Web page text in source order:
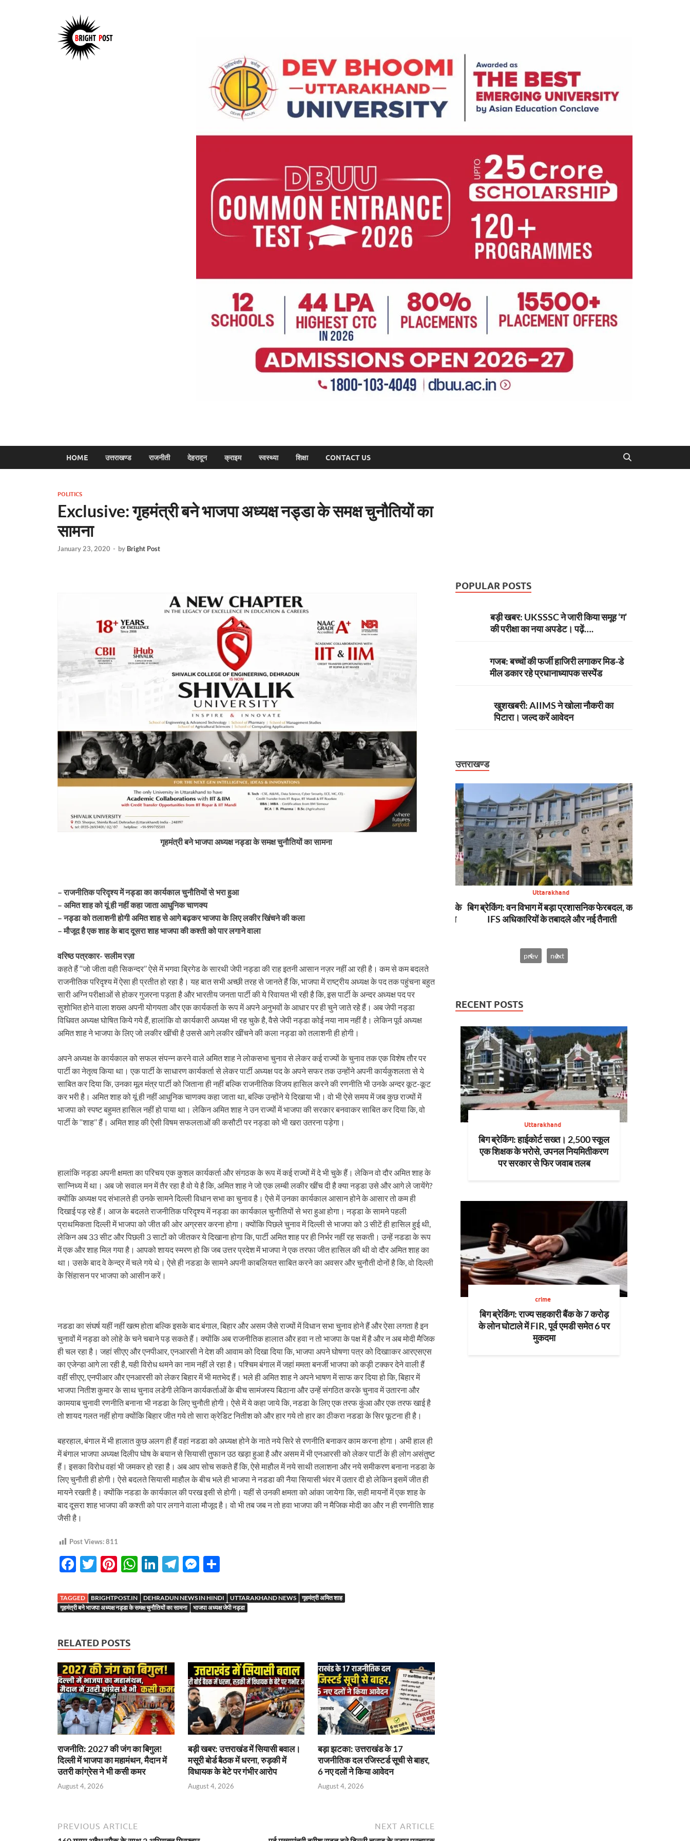
HOME उत्तराखण्ड राजनीती देहरादून क्राइम स्वस्थ्या शिक्षा CONTACT US
POLITICS
Exclusive: गृहमंत्री बने भाजपा अध्यक्ष नड्डा के समक्ष चुनौतियों का
सामना
January 23, 2020 - by Bright Post
गृहमंत्री बने भाजपा अध्यक्ष नड्डा के समक्ष चुनौतियों का सामना
– राजनीतिक परिदृश्य में नड्डा का कार्यकाल चुनौतियों से भरा हुआ
– अमित शाह को यूं ही नहीं कहा जाता आधुनिक चाणक्य
– नड्डा को तलाशनी होगी अमित शाह से आगे बढ़कर भाजपा के लिए लकीर खिंचने की कला
– मौजूद है एक शाह के बाद दूसरा शाह भाजपा की कश्ती को पार लगाने वाला
वरिष्ठ पत्रकार- सलीम रज़ा
कहते हैं ‘‘जो जीता वही सिकन्दर’’ ऐसे में भगवा ब्रिगेड के सारथी जेपी नड्डा की राह इतनी आसान नज़र नहीं आ रही है। कम से कम बदलते
राजनीतिक परिदृश्य में ऐसा ही प्रतीत हो रहा है। यह बात सभी अच्छी तरह से जानते हैं कि, भाजपा में राष्ट्रीय अध्यक्ष के पद तक पहुंचना बहुत
सारी अग्नि परीक्षाओं से होकर गुजरना पड़ता है और भारतीय जनता पार्टी की ये रिवायत भी रही है कि, इस पार्टी के अन्दर अध्यक्ष पद पर
सुशोभित होने वाला शख्स अपनी योगयता और एक कार्यकर्ता के रूप में अपने अनुभवों के आधार पर ही चुने जाते रहेे हैं। अब जेपी नड्डा
विधिवत अध्यक्ष घोषित किये गये हैं, हालांकि वो कार्यकारी अध्यक्ष भी रह चुके है, वैसे जेपी नड्डा कोई नया नाम नहीं है। लेकिन पूर्व अध्यक्ष
अमित शाह ने भाजपा के लिए जो लकीर खींची है उससे आगे लकीर खींचने की कला नड्डा को तलाशनी ही होगी।
अपने अध्यक्ष के कार्यकाल को सफल संपन्न करने वाले अमित शाह ने लोकसभा चुनाव से लेकर कई राज्यों के चुनाव तक एक विशेष तौर पर
पार्टी का नेतृत्व किया था। एक पार्टी के साधारण कार्यकर्ता से लेकर पार्टी अध्यक्ष पद के अपने सफर तक उन्होंने अपनी कार्यकुशलता से ये
साबित कर दिया कि, उनका मूल मंत्र पार्टी को जिताना ही नहीं बल्कि राजनीतिक विजय हासिल करने की रणनीति भी उनके अन्दर कूट-कूट
कर भरी है। अमित शाह को यूं ही नहीं आधुनिक चाणक्य कहा जाता था, बल्कि उन्होंने ये दिखाया भी। वो भी ऐसे समय में जब कुछ राज्यों में
भाजपा को स्पष्ट बहुमत हासिल नहीं हो पाया था। लेकिन अमित शाह ने उन राज्यों में भाजपा की सरकार बनवाकर साबित कर दिया कि, वो
पार्टी के ‘‘शाह’’ हैं। अमित शाह की ऐसी विषम सफलताओं की कसौटी पर नड्डा को भी खरा उतरना पड़ेगा।
हालांकि नड्डा अपनी क्षमता का परिचय एक कुशल कार्यकर्ता और संगठक के रूप में कई राज्यों में दे भी चुके हैं। लेकिन वो दौर अमित शाह के
सान्निध्य में था। अब जो सवाल मन में तैर रहा है वो ये है कि, अमित शाह ने जो एक लम्बी लकीर खींच दी है क्या नड्डा उसे और आगे ले जायेंगे?
क्योंकि अध्यक्ष पद संभालते ही उनके सामने दिल्ली विधान सभा का चुनाव है। ऐसे में उनका कार्यकाल आसान होने के आसार तो कम ही
दिखाई पड़ रहे हैं। आज के बदलते राजनीतिक परिदृश्य में नड्डा का कार्यकाल चुनौतियों से भरा हुआ होगा। नड्डा के सामने पहली
प्राथमिकता दिल्ली में भाजपा को जीत की ओर अग्रसर करना होगा। क्योंकि पिछले चुनाव में दिल्ली से भाजपा को 3 सीटें ही हासिल हुई थी,
लेकिन अब 33 सीट और पिछली 3 साटों को जीतकर ये दिखाना होगा कि, पार्टी अमित शाह पर ही निर्भर नहीं रह सकती। उन्हें नडडा के रूप
में एक और शाह मिल गया है। आपको शायद स्मरण हो कि जब उत्तर प्रदेश में भाजपा ने एक तरफा जीत हासिल की थी वो दौर अमित शाह का
था। उसके बाद वे केन्द्र में चले गये थे। ऐसे ही नडडा के सामने अपनी काबलियत साबित करने का अवसर और चुनौती दोनों है कि, वो दिल्ली
के सिंहासन पर भाजपा को आसीन करें।
नडडा का संघर्ष यहीं नहीं खत्म होता बल्कि इसके बाद बंगाल, बिहार और असम जैसे राज्यों में विधान सभा चुनाव होने हैं और ऐसा लगता है इन
चुनावों में नड्डा को लोहे के चने चबाने पड़ सकते हैं। क्योंकि अब राजनीतिक हालात और हवा न तो भाजपा के पक्ष में है और न अब मोदी मैजिक
ही चल रहा है। जहां सीएए और एनपीआर, एनआरसी ने देश की आवाम को दिखा दिया कि, भाजपा अपने घोषणा पत्र को दिखााकर आरएसएस
का एजेन्डा आगे ला रही है, यही विरोध थमने का नाम नहीं ले रहा है। पश्चिम बंगाल में जहां ममता बनर्जी भाजपा को कड़ी टक्कर देने वाली हैं
वहीं सीएए, एनपीआर और एनआरसी को लेकर बिहार में भी मतभेद हैं। भले ही अमित शाह ने अपने भाषण में साफ कर दिया हो कि, बिहार में
भाजपा नितीश कुमार के साथ चुनाव लडेगी लेकिन कार्यकर्ताओं के बीच सामंजस्य बिठाना और उन्हें संगठित करके चुनाव में उतारना और
कामयाब चुनावी रणनीति बनाना भी नडडा के लिए चुनौती होगी। ऐसे में ये कहा जाये कि, नडडा के लिए एक तरफ कुंआ और एक तरफ खाई है
तो शायद गलत नहीं होगा क्योंकि बिहार जीत गये तो सारा क्रेडिट नितीश को और हार गये तो हार का ठीकरा नडडा के सिर फूटना ही है।
बहरहाल, बंगाल में भी हालात कुछ अलग ही हैं वहां नडडा को अध्यक्ष होने के नाते नये सिरे से रणनीति बनाकर काम करना होगा। अभी हाल ही
में बंगाल भाजपा अध्यक्ष दिलीप घोष के बयान से सियासी तुफान उठ खड़ा हुआ है और असम में भी एनआरसी को लेकर पार्टी के ही लोग असंतुष्ट
हैं। इसका विरोध वहां भी जमकर हो रहा है। अब आप सोच सकते हैं कि, ऐसे माहौल में नये साथी तलाशना और नये समीकरण बनाना नडडा के
लिए चुनौती ही होगी। ऐसे बदलते सियासी माहौल के बीच भले ही भाजपा ने नडडा की नैया सियासी भंवर में उतार दी हो लेकिन इसमें जीत ही
मायने रखती है। क्योंकि नडडा के कार्यकाल की परख इसी से होगी। यहीं से उनकी क्षमता को आंका जायेगा कि, सही मायनों में एक शाह के
बाद दूसरा शाह भाजपा की कश्ती को पार लगाने वाला मौजूद है। वो भी तब जब न तो हवा भाजपा की न मैजिक मोदी का और न ही रणनीति शाह
जैसी है।
Post Views:811
F
e
b
o
k
T
itt
er
Pi
er
es
W
at
s
p
Li
k
e
T
e
gr
M
se
n
ar
e
TAGGED BRIGHTPOST.IN DEHRADUN NEWS IN HINDI UTTARAKHAND NEWS
गृहमंत्री अमित शाह
गृहमंत्री बने भाजपा अध्यक्ष नड्डा के समक्ष चुनौतियों का सामना
भाजपा अध्यक्ष जेपी नड्डा
RELATED POSTS
राजनीति: 2027 की जंग का बिगुल!
दिल्ली में भाजपा का महामंथन, मैदान में
उतरी कांग्रेस ने भी कसी कमर
August 4, 2026
बड़ी खबर: उत्तराखंड में सियासी बवाल।
मसूरी बोर्ड बैठक में धरना, रुड़की में
विधायक के बेटे पर गंभीर आरोप
August 4, 2026
बड़ा झटका: उत्तराखंड के 17
राजनीतिक दल रजिस्टर्ड सूची से बाहर,
6 नए दलों ने किया आवेदन
August 4, 2026
PREVIOUS ARTICLE NEXT ARTICLE
POPULAR POSTS
बड़ी खबर: UKSSSC ने जारी किया समूह ‘ग’
की परीक्षा का नया अपडेट। पढ़ें….
गजब: बच्चों की फर्जी हाजिरी लगाकर मिड-डे
मील डकार रहे प्रधानाध्यापक सस्पेंड
खुशखबरी: AIIMS ने खोला नौकरी का
पिटारा। जल्द करें आवेदन
उत्तराखण्ड
में बड़ा प्रशासनिक फेरबदल, कई
के तबादले और नई तैनाती
Uttarakhand
न्यूज़ अपडेट: मसूरी में चट्टान गिरी, कॉर्बेट में पर्यटक फंसे,
SDRF की मुस्तैदी से कांवड़िए बचे और धराली आपदा का
दर्द….
भरोसे, उपनल नियमितीकरण पर सरकार से फिर जवाब
Uttarakhand
बिग ब्रेकिंग: वन विभाग में बड़ा प्रशासनिक फेरबदल, कई
IFS अधिकारियों के तबादले और नई तैनाती
prev next
RECENT POSTS
Uttarakhand
बिग ब्रेकिंग: हाईकोर्ट सख्त। 2,500 स्कूल
एक शिक्षक के भरोसे, उपनल नियमितीकरण
पर सरकार से फिर जवाब तलब
crime
बिग ब्रेकिंग: राज्य सहकारी बैंक के 7 करोड़
के लोन घोटाले में FIR, पूर्व एमडी समेत 6 पर
मुकदमा